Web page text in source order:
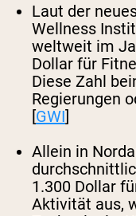
Laut der
Wellness
weltweit im
Dollar für
Diese Zahl
Regierungen
[GWI]
Allein in
1.300 Dollar
Aktivität aus,